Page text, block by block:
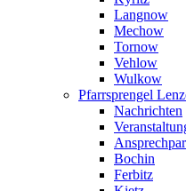
Langnow
Mechow
Tornow
Vehlow
Wulkow
Pfarrsprengel
Nachrichten
Bochin
Ferbitz